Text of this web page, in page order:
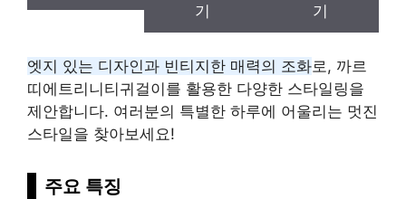
기
기
엣지 있는 디자인과 빈티지한 매력의 조화로, 까르
띠에트리니티귀걸이를 활용한 다양한 스타일링을
제안합니다. 여러분의 특별한 하루에 어울리는 멋진
스타일을 찾아보세요!
주요 특징